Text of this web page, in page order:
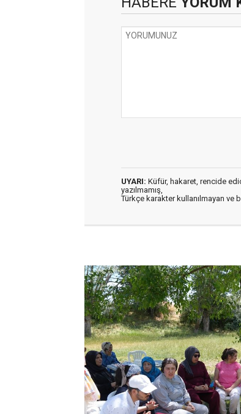
UYARI: Küfür, hakaret, rencide
yazılmamış,
Türkçe karakter kullanılmayan ve